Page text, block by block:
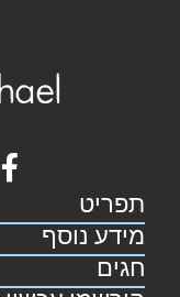
תפריט
דף הבית
קצת על רובי
מתכונים
מידע נוסף
מפת אתר
חגים